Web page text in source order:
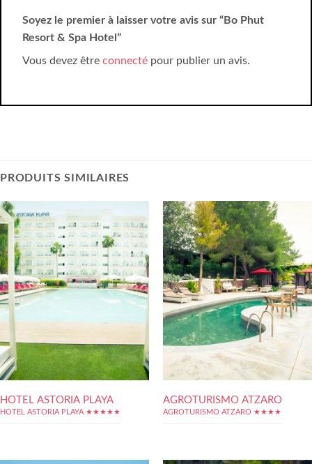
Soyez le premier à laisser votre avis sur “Bo Phut
Resort & Spa Hotel”
Vous devez être connecté pour publier un avis.
PRODUITS SIMILAIRES
HOTEL ASTORIA PLAYA
HOTEL ASTORIA PLAYA ★★★★★
AGROTURISMO ATZARO
AGROTURISMO ATZARO ★★★★